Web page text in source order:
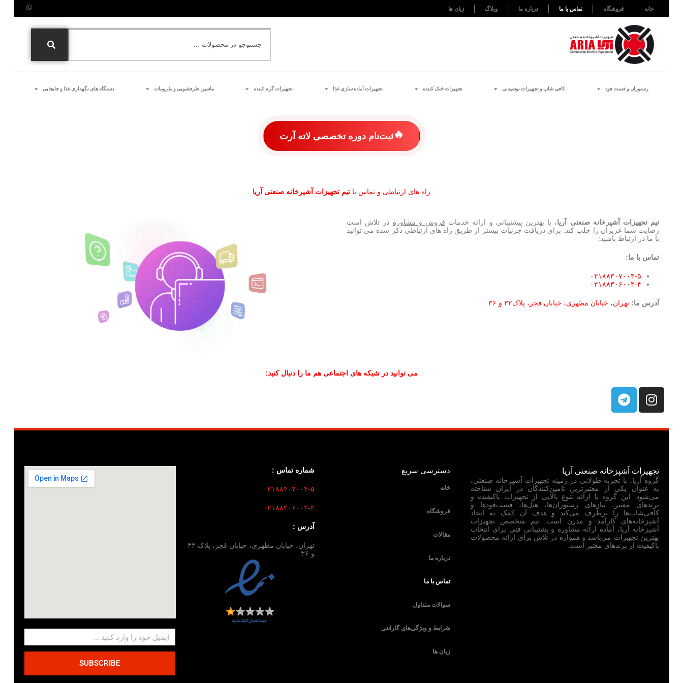
خانه فروشگاه تماس با ما درباره ما وبلاگ زبان ها
رستوران و فست فود کافی شاپ و تجهیزات نوشیدنی تجهیزات خنک کننده تجهیزات آماده سازی غذا تجهیزات گرم کننده ماشین ظرفشویی و ملزومات دستگاه های نگهداری غذا و جابجایی
🔥ثبت‌نام دوره تخصصی لاته آرت
راه های ارتباطی و تماس با تیم تجهیزات آشپرخانه صنعتی آریا
تیم تجهیزات آشپرخانه صنعتی آریا، با بهترین پیشتیبانی و ارائه خدمات فروش و مشاوره در تلاش است
رضایت شما عزیزان را جلب کند. برای دریافت جزئیات بیشتر از طریق راه های ارتباطی ذکر شده می توانید
با ما در ارتباط باشید:
تماس با ما:
۰۲۱۸۸۳۰۷۰۰۴-۵
۰۲۱۸۸۳۰۶۰۰۳-۴
آدرس ما: تهران، خیابان مطهری، خیابان فجر، پلاک۳۲ و ۳۶
می توانید در شبکه های اجتماعی هم ما را دنبال کنید:
تجهیزات آشپزخانه صنعتی آریا
گروه آریا، با تجربه طولانی در زمینه تجهیزات آشپزخانه صنعتی،
به عنوان یکی از معتبرترین تامین‌کنندگان در ایران شناخته
می‌شود. این گروه با ارائه تنوع بالایی از تجهیزات باکیفیت و
برندهای معتبر، نیازهای رستوران‌ها، هتل‌ها، فست‌فودها و
کافی‌شاپ‌ها را برطرف می‌کند و هدف آن کمک به ایجاد
آشپزخانه‌های کارآمد و مدرن است. تیم متخصص تجهیزات
آشپزخانه آریا، آماده ارائه مشاوره و پشتیبانی فنی برای انتخاب
بهترین تجهیزات می‌باشد و همواره در تلاش برای ارائه محصولات
باکیفیت از برندهای معتبر است.
دسترسی سریع
خانه
فروشگاه
مقالات
درباره ما
تماس با ما
سوالات متداول
شرایط و ویژگی‌های گارانتی
زبان ها
شماره تماس :
۰۲۱۸۸۳۰۷۰۰۴-۵
۰۲۱۸۸۳۰۶۰۰۳-۴
آدرس :
تهران، خیابان مطهری، خیابان فجر، پلاک ۳۲
و ۳۶
SUBSCRIBE